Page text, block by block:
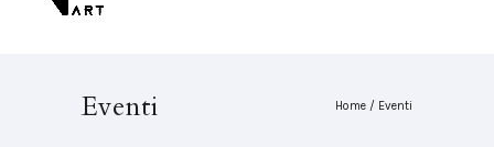
Eventi Home / Eventi